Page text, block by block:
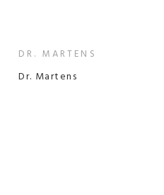
DR. MARTENS
Dr. Martens